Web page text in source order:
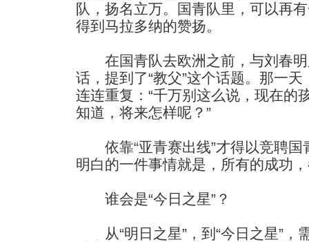
队，扬名立万。国青队里，可以再
得到马拉多纳的赞扬。
在国青队去欧洲之前，与刘春明
话，提到了“教父”这个话题。那一
连连重复：“千万别这么说，现在的
知道，将来怎样呢？”
依靠“亚青赛出线”才得以竞聘国
明白的一件事情就是，所有的成功
谁会是“今日之星”？
从“明日之星”，到“今日之星”，